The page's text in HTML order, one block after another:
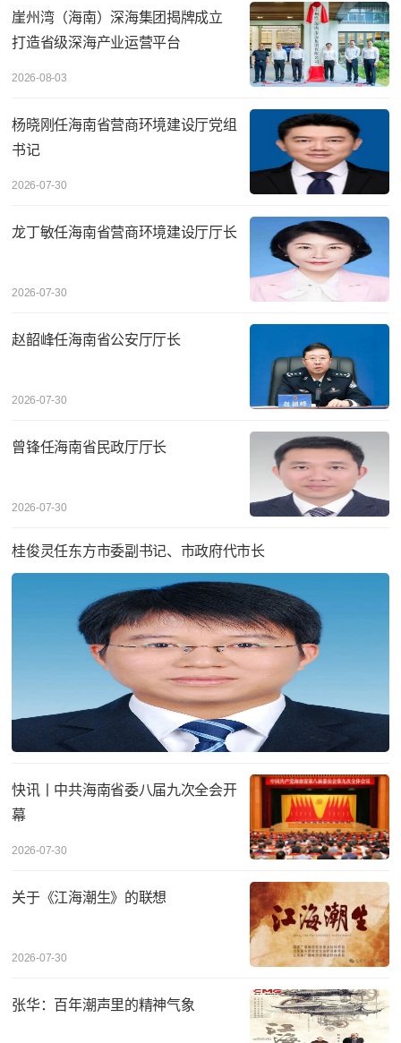
崖州湾（海南）深海集团揭牌成立
打造省级深海产业运营平台
2026-08-03
杨晓刚任海南省营商环境建设厅党组
书记
2026-07-30
龙丁敏任海南省营商环境建设厅厅长
2026-07-30
赵韶峰任海南省公安厅厅长
2026-07-30
曾锋任海南省民政厅厅长
2026-07-30
桂俊灵任东方市委副书记、市政府代市长
快讯丨中共海南省委八届九次全会开
幕
2026-07-30
关于《江海潮生》的联想
2026-07-30
张华：百年潮声里的精神气象